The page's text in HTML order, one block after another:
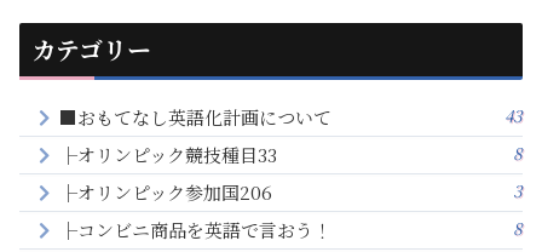
カテゴリー
■おもてなし英語化計画について 43
├オリンピック競技種目33 8
├オリンピック参加国206 3
├コンビニ商品を英語で言おう！ 8